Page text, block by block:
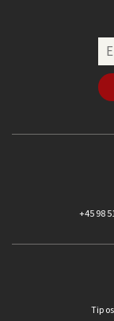
+45 98
Tip